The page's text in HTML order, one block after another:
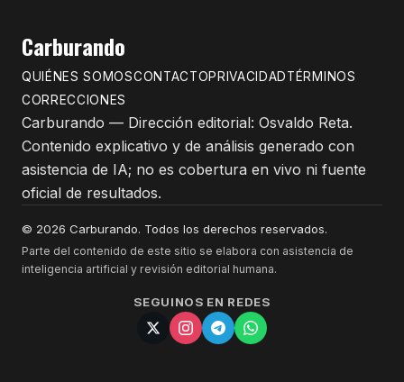
Carburando
QUIÉNES SOMOSCONTACTOPRIVACIDADTÉRMINOS
CORRECCIONES
Carburando — Dirección editorial: Osvaldo Reta.
Contenido explicativo y de análisis generado con
asistencia de IA; no es cobertura en vivo ni fuente
oficial de resultados.
© 2026 Carburando. Todos los derechos reservados.
Parte del contenido de este sitio se elabora con asistencia de
inteligencia artificial y revisión editorial humana.
SEGUINOS EN REDES